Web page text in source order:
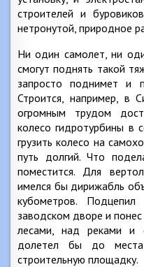
строителей и
нетронутой, природное
Ни один самолет, ни
смогут поднять такой
запросто поднимет и
Строится, например, в
огромным трудом
колесо гидротурбины в
грузить колесо на
путь долгий. Что
поместится. Для
имелся бы дирижабль
кубометров.
заводском дворе и
лесами, над реками и
долетел бы до
строительную площадку.